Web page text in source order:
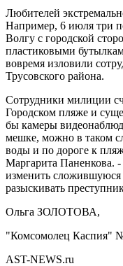
Любителей
Например, 6 июля три
Волгу с городской
пластиковыми
вовремя изловили
Трусовского района.
Сотрудники милиции
Городском пляже и
бы камеры
мешке, можно в таком
воды и по дороге к
Маргарита Паненкова.
изменить
разыскивать
Ольга ЗОЛОТОВА,
"Комсомолец Каспия"
AST-NEWS.ru